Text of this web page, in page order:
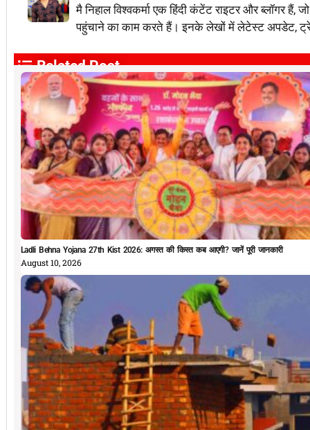
मै निहाल विश्वकर्मा एक हिंदी कंटेंट राइटर और
पहुंचाने का काम करते हैं। इनके लेखों में लेटेस्ट अपडेट,
Related Post
Ladli Behna Yojana 27th Kist 2026: अगस्त की किस्त कब आएगी? जानें पूरी जानकारी
August 10, 2026